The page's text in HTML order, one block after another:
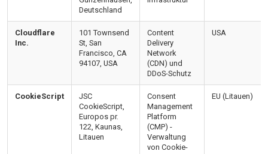
Deutschland
Cloudflare
Inc.
101 Townsend
St, San
Francisco, CA
94107, USA
Content
Delivery
Network
(CDN) und
DDoS-Schutz
USA
CookieScript
JSC
CookieScript,
Europos pr.
122, Kaunas,
Litauen
Consent
Management
Platform
(CMP) -
Verwaltung
von Cookie-
EU (Litauen)